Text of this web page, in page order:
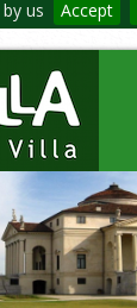
us Accept